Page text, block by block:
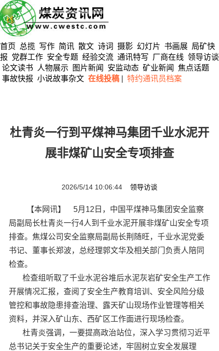
首页 总揽 写作 简讯 散文 诗词 摄影 幻灯片 书画展 局矿快
报 党群工作 安全专题 经验交流 通讯特写 厂商在线 领导访谈
论文读书
人物展示 图片新闻 安监动态 矿业新闻
焦点话题
事故快报 小说故事杂文 在线投稿 特约通讯员档案
杜青炎一行到平煤神马集团千业水泥开
展非煤矿山安全专项排查
2026/5/14 10:06:44 领导访谈
【本网讯】 5月12日，中国平煤神马集团安全监察
局副局长杜青炎一行4人到千业水泥开展非煤矿山安全专项
排查。焦煤公司安全监察局副局长荆随旺，千业水泥党委
书记、董事长郑波，总经理郭文华及相关部门负责人陪同
检查。
检查组听取了千业水泥谷堆后水泥灰岩矿安全生产工作
开展情况汇报，查阅了安全生产教育培训、安全风险分级
管控和事故隐患排查治理、露天矿山现场作业管理等相关
资料，并深入矿山东、西矿区工作面进行现场检查。
杜青炎强调，一要提高政治站位，深入学习贯彻习近平
总书记关于安全生产的重要论述，牢固树立安全发展理